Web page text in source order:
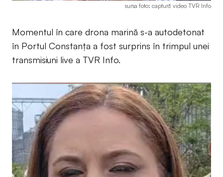
sursa foto: captură video TVR Info
Momentul în care drona marină s-a autodetonat
în Portul Constanța a fost surprins în trimpul unei
transmisiuni live a TVR Info.